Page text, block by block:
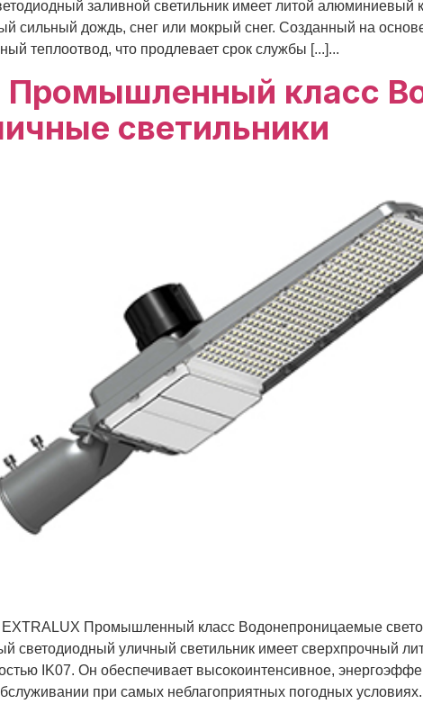
заливной светильник имеет литой
сильный дождь, снег или мокрый снег. Созданный на
теплоотвод, что продлевает срок службы [...]...
Промышленный класс
светильники
Промышленный класс Водонепроницаемые
светодиодный уличный светильник имеет сверхпрочный
IK07. Он обеспечивает высокоинтенсивное,
при самых неблагоприятных погодных